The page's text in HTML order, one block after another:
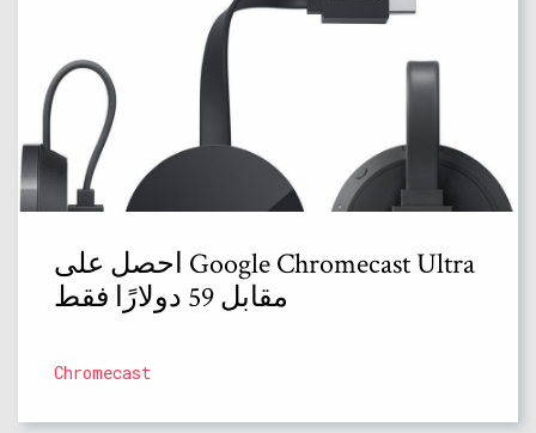
احصل على Google Chromecast Ultra
مقابل 59 دولارًا فقط
Chromecast